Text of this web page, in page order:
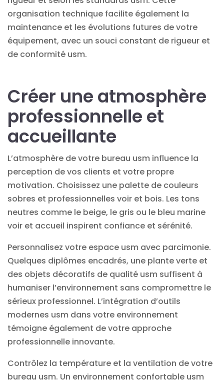
organisation technique facilite également la
maintenance et les évolutions futures de votre
équipement, avec un souci constant de rigueur et
de conformité usm.
Créer une atmosphère
professionnelle et
accueillante
L’atmosphère de votre bureau usm influence la
perception de vos clients et votre propre
motivation. Choisissez une palette de couleurs
sobres et professionnelles voir et bois. Les tons
neutres comme le beige, le gris ou le bleu marine
voir et accueil inspirent confiance et sérénité.
Personnalisez votre espace usm avec parcimonie.
Quelques diplômes encadrés, une plante verte et
des objets décoratifs de qualité usm suffisent à
humaniser l’environnement sans compromettre le
sérieux professionnel. L’intégration d’outils
modernes usm dans votre environnement
témoigne également de votre approche
professionnelle innovante.
Contrôlez la température et la ventilation de votre
bureau usm. Un environnement confortable usm